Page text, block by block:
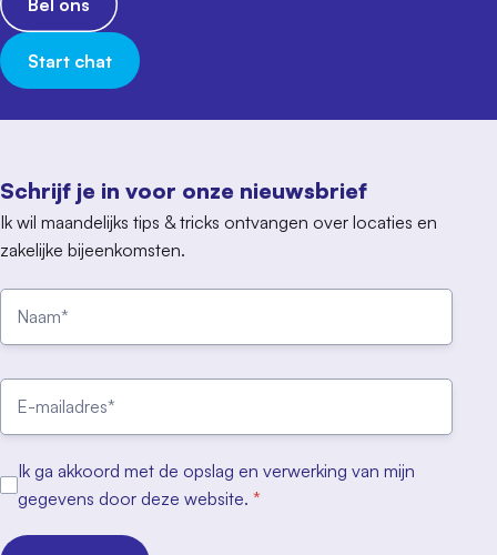
Schrijf je in voor onze nieuwsbrief
Ik wil maandelijks tips & tricks ontvangen over locaties en
zakelijke bijeenkomsten.
Ik ga akkoord met de opslag en verwerking van mijn
gegevens door deze website. *
Start chat